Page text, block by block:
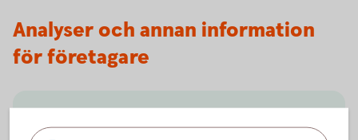
Analyser och annan information
för företagare
Aktiellt